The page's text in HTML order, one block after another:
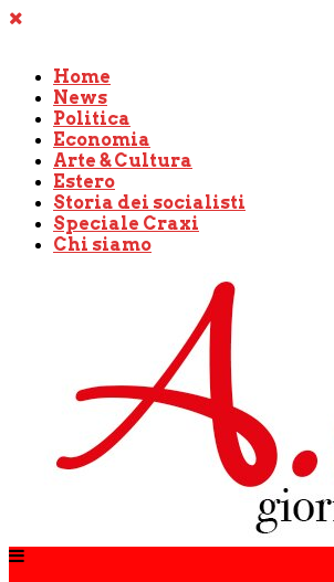
Home
News
Politica
Economia
Arte & Cultura
Estero
Storia dei socialisti
Speciale Craxi
Chi siamo